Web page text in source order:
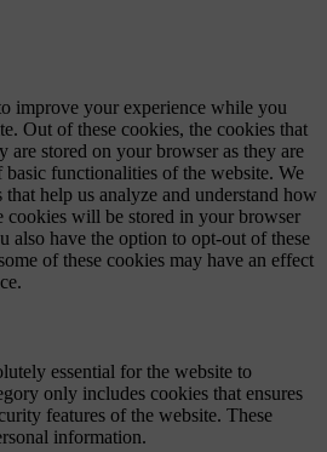
improve your experience while you
Out of these cookies, the cookies that
are stored on your browser as they are
functionalities of the website. We
help us analyze and understand how
cookies will be stored in your browser
also have the option to opt-out of these
of these cookies may have an effect
essential for the website to
only includes cookies that ensures
features of the website. These
information.